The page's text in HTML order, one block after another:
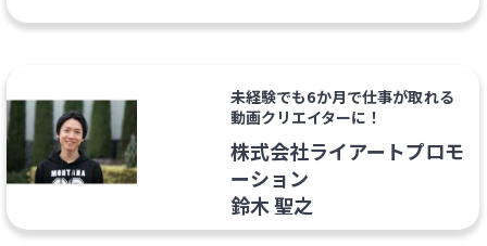
未経験でも6か月で仕事が取れる
動画クリエイターに！
株式会社ライアートプロモ
ーション
鈴木 聖之